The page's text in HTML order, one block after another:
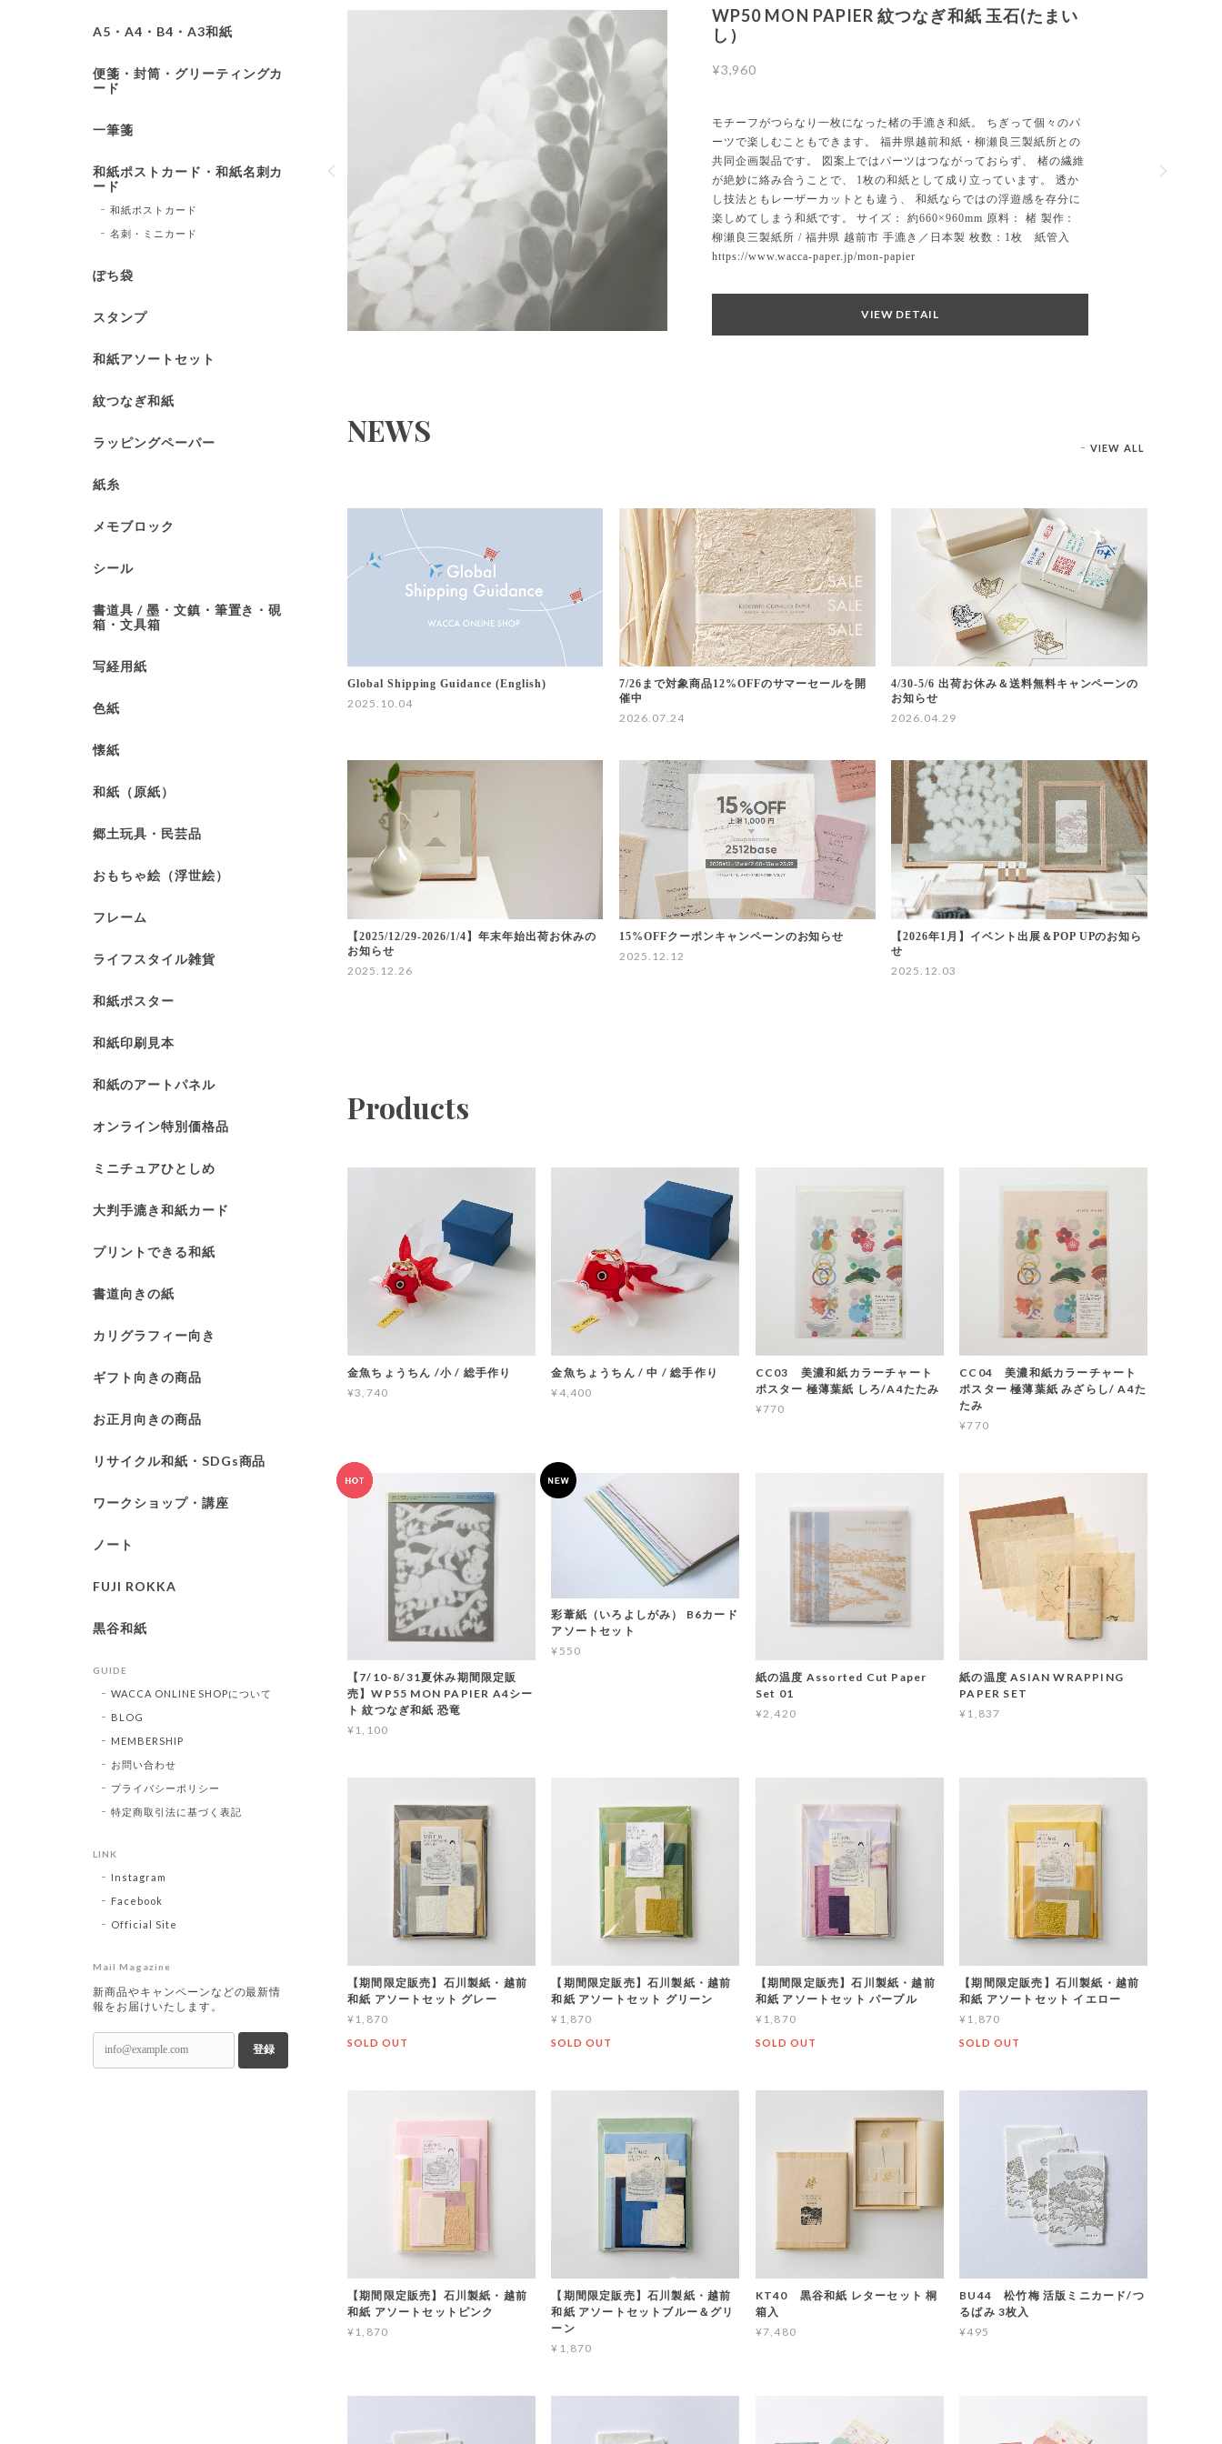
WP50 MON PAPIER 紋つなぎ和紙 玉石(たまい
モチーフがつらなり一枚になった楮の手漉き和紙。 ちぎって個々のパ
ーツで楽しむこともできます。 福井県越前和紙・柳瀬良三製紙所との
共同企画製品です。 図案上ではパーツはつながっておらず、 楮の繊維
が絶妙に絡み合うことで、 1枚の和紙として成り立っています。 透か
し技法ともレーザーカットとも違う、 和紙ならではの浮遊感を存分に
楽しめてしまう和紙です。 サイズ： 約660×960mm 原料： 楮 製作：
柳瀬良三製紙所 / 福井県 越前市 手漉き／日本製 枚数：1枚 紙管入
https://www.wacca-paper.jp/mon-papier
NEWS VIEW ALL
Global Shipping Guidance (English)
2025.10.04
7/26まで対象商品12%OFFのサマーセールを開
催中
2026.07.24
4/30-5/6 出荷お休み＆送料無料キャンペーンの
お知らせ
2026.04.29
【2025/12/29-2026/1/4】年末年始出荷お休みの
お知らせ
2025.12.26
15%OFFクーポンキャンペーンのお知らせ
2025.12.12
【2026年1月】イベント出展＆POP UPのお知ら
せ
2025.12.03
Products
金魚ちょうちん /小 / 総手作り
¥3,740
金魚ちょうちん / 中 / 総手作り
¥4,400
CC03 美濃和紙カラーチャート
ポスター 極薄葉紙 しろ/A4たたみ
¥770
CC04 美濃和紙カラーチャート
ポスター 極薄葉紙 みざらし/ A4た
たみ
¥770
【7/10-8/31夏休み期間限定販
売】WP55 MON PAPIER A4シー
ト 紋つなぎ和紙 恐竜
¥1,100
彩葦紙（いろよしがみ） B6カード
アソートセット
¥550
紙の温度 Assorted Cut Paper
Set 01
¥2,420
紙の温度 ASIAN WRAPPING
PAPER SET
¥1,837
【期間限定販売】石川製紙・越前
和紙 アソートセット グレー
¥1,870
SOLD OUT
【期間限定販売】石川製紙・越前
和紙 アソートセット グリーン
¥1,870
SOLD OUT
【期間限定販売】石川製紙・越前
和紙 アソートセット パープル
¥1,870
SOLD OUT
【期間限定販売】石川製紙・越前
和紙 アソートセット イエロー
¥1,870
SOLD OUT
【期間限定販売】石川製紙・越前
和紙 アソートセットピンク
¥1,870
【期間限定販売】石川製紙・越前
和紙 アソートセットブルー＆グリ
ーン
¥1,870
KT40 黒谷和紙 レターセット 桐
箱入
¥7,480
BU44 松竹梅 活版ミニカード/つ
るばみ 3枚入
¥495
A5・A4・B4・A3和紙
便箋・封筒・グリーティングカ
ード
一筆箋
和紙ポストカード・和紙名刺カ
ード
和紙ポストカード
名刺・ミニカード
ぽち袋
スタンプ
和紙アソートセット
紋つなぎ和紙
ラッピングペーパー
紙糸
メモブロック
シール
書道具 / 墨・文鎮・筆置き・硯
箱・文具箱
写経用紙
色紙
懐紙
和紙（原紙）
郷土玩具・民芸品
おもちゃ絵（浮世絵）
フレーム
ライフスタイル雑貨
和紙ポスター
和紙印刷見本
和紙のアートパネル
オンライン特別価格品
ミニチュアひとしめ
大判手漉き和紙カード
プリントできる和紙
書道向きの紙
カリグラフィー向き
ギフト向きの商品
お正月向きの商品
リサイクル和紙・SDGs商品
ワークショップ・講座
ノート
FUJI ROKKA
黒谷和紙
GUIDE
WACCA ONLINE SHOPについて
BLOG
MEMBERSHIP
お問い合わせ
プライバシーポリシー
特定商取引法に基づく表記
LINK
Instagram
Facebook
Official Site
Mail Magazine
新商品やキャンペーンなどの最新情
報をお届けいたします。
登録